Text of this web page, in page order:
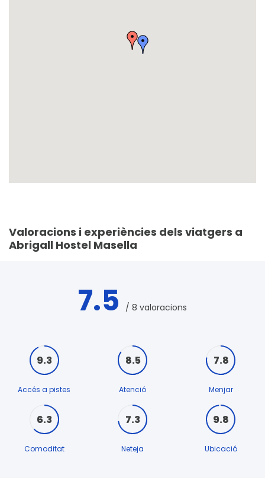
Valoracions i experiències dels viatgers a
Abrigall Hostel Masella
7.5 / 8 valoracions
9.3
Accés a pistes
8.5
Atenció
7.8
Menjar
6.3
Comoditat
7.3
Neteja
9.8
Ubicació